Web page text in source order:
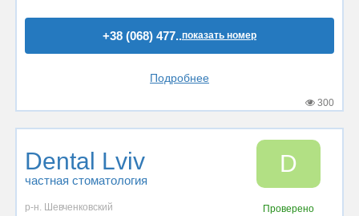
+38 (068) 477..показать номер
Подробнее
300
Dental Lviv
частная стоматология
D
р-н. Шевченковский
Проверено